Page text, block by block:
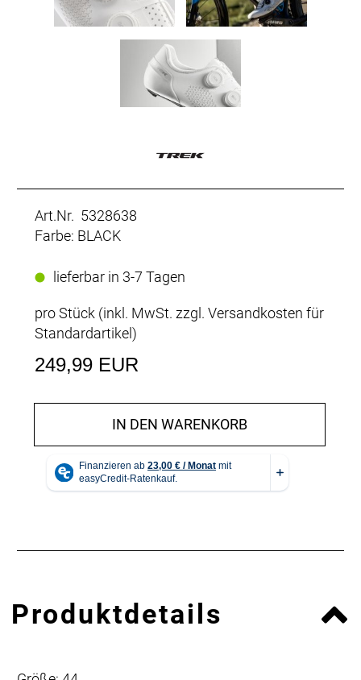
Art.Nr. 5328638
Farbe: BLACK
lieferbar in 3-7 Tagen
pro Stück (inkl. MwSt. zzgl. Versandkosten für
Standardartikel)
249,99 EUR
IN DEN WARENKORB
Produktdetails